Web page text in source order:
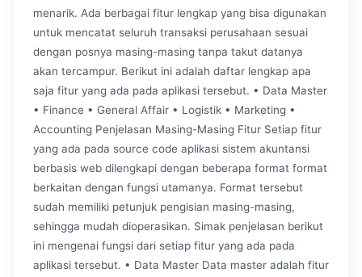
menarik. Ada berbagai fitur lengkap yang bisa digunakan
untuk mencatat seluruh transaksi perusahaan sesuai
dengan posnya masing-masing tanpa takut datanya
akan tercampur. Berikut ini adalah daftar lengkap apa
saja fitur yang ada pada aplikasi tersebut. • Data Master
• Finance • General Affair • Logistik • Marketing •
Accounting Penjelasan Masing-Masing Fitur Setiap fitur
yang ada pada source code aplikasi sistem akuntansi
berbasis web dilengkapi dengan beberapa format format
berkaitan dengan fungsi utamanya. Format tersebut
sudah memiliki petunjuk pengisian masing-masing,
sehingga mudah dioperasikan. Simak penjelasan berikut
ini mengenai fungsi dari setiap fitur yang ada pada
aplikasi tersebut. • Data Master Data master adalah fitur